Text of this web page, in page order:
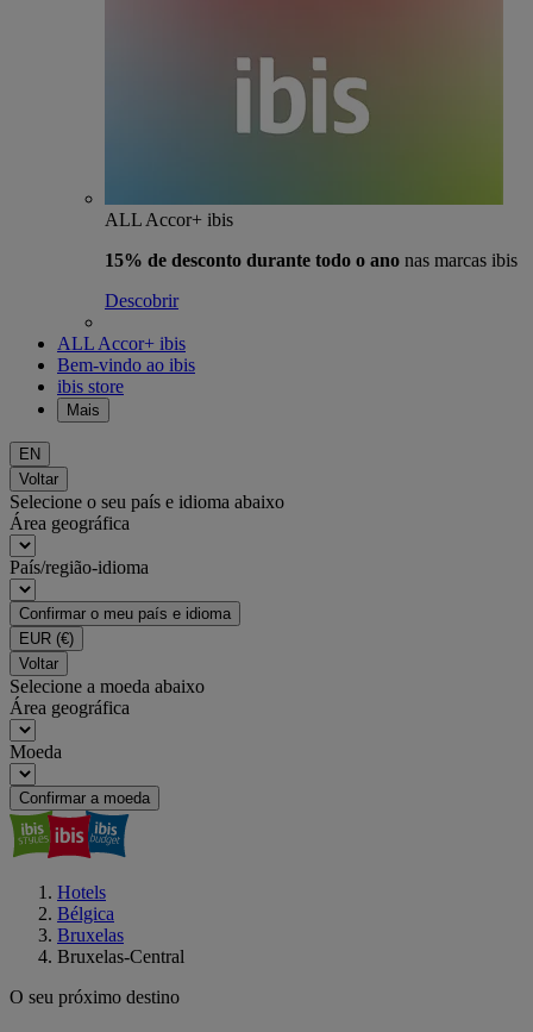
ALL Accor+ ibis
15% de desconto durante todo o ano nas marcas ibis
Descobrir
ALL Accor+ ibis
Bem-vindo ao ibis
ibis store
Mais
EN
Voltar
Selecione o seu país e idioma abaixo
Área geográfica
País/região-idioma
Confirmar o meu país e idioma
EUR (€)
Voltar
Selecione a moeda abaixo
Área geográfica
Moeda
Confirmar a moeda
Hotels
Bélgica
Bruxelas
Bruxelas-Central
O seu próximo destino